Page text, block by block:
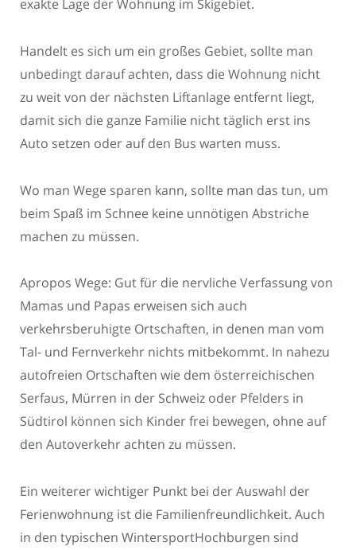
exakte Lage der Wohnung im Skigebiet.
Handelt es sich um ein großes Gebiet, sollte man
unbedingt darauf achten, dass die Wohnung nicht
zu weit von der nächsten Liftanlage entfernt liegt,
damit sich die ganze Familie nicht täglich erst ins
Auto setzen oder auf den Bus warten muss.
Wo man Wege sparen kann, sollte man das tun, um
beim Spaß im Schnee keine unnötigen Abstriche
machen zu müssen.
Apropos Wege: Gut für die nervliche Verfassung von
Mamas und Papas erweisen sich auch
verkehrsberuhigte Ortschaften, in denen man vom
Tal- und Fernverkehr nichts mitbekommt. In nahezu
autofreien Ortschaften wie dem österreichischen
Serfaus, Mürren in der Schweiz oder Pfelders in
Südtirol können sich Kinder frei bewegen, ohne auf
den Autoverkehr achten zu müssen.
Ein weiterer wichtiger Punkt bei der Auswahl der
Ferienwohnung ist die Familienfreundlichkeit. Auch
in den typischen WintersportHochburgen sind